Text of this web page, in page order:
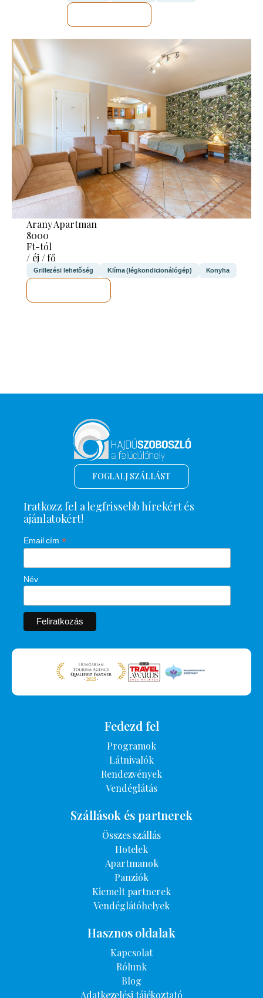
Arany Apartman
8000
Ft-tól
/ éj / fő
Grillezési lehetőség Klíma (légkondicionálógép) Konyha
FOGLALJ SZÁLLÁST
Iratkozz fel a legfrissebb hírekért és
ajánlatokért!
Email cím *
Név
Fedezd fel
Programok
Látnivalók
Rendezvények
Vendéglátás
Szállások és partnerek
Összes szállás
Hotelek
Apartmanok
Panziók
Kiemelt partnerek
Vendéglátóhelyek
Hasznos oldalak
Kapcsolat
Rólunk
Blog
Adatkezelési tájékoztató